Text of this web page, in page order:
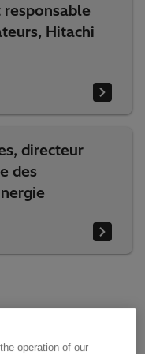
Hitachi
directeur
des
operation of our